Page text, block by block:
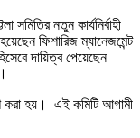
সমিতির নতুন কার্যনির্বাহী
ফিশারিজ ম্যানেজমেন্ট
দায়িত্ব পেয়েছেন
করা হয়। এই কমিটি আগামী